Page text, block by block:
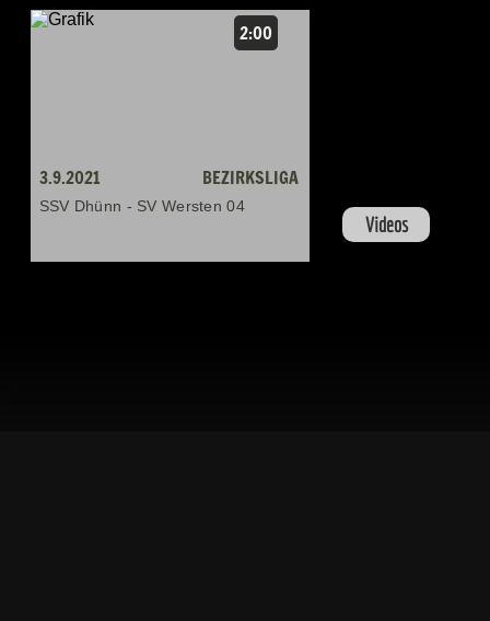
2:00
3.9.2021 BEZIRKSLIGA
SSV Dhünn - SV Wersten 04
Videos